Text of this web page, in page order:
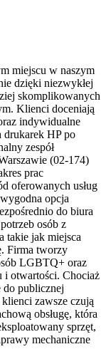
miejscu w naszym
dzięki niezwykłej
skomplikowanych
Klienci doceniają
indywidualne
drukarek HP po
zespół
(02-174)
prac
oferowanych usług
opcja
do biura
osób z
takie jak miejsca
Firma tworzy
LGBTQ+ oraz
i otwartości. Chociaż
do publicznej
zawsze czują
obsługę, która
sprzęt,
mechaniczne